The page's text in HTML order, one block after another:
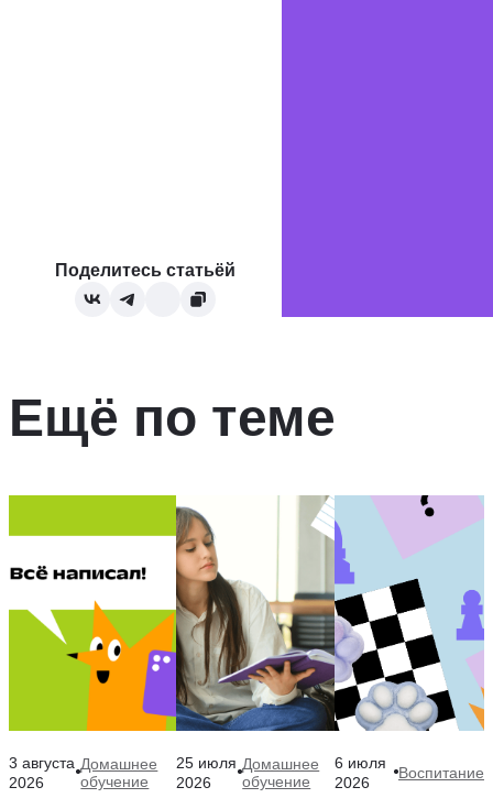
Поделитесь статьёй
Ещё по теме
3 августа
2026
Домашнее
обучение
25 июля
2026
Домашнее
обучение
6 июля
2026
Воспитание